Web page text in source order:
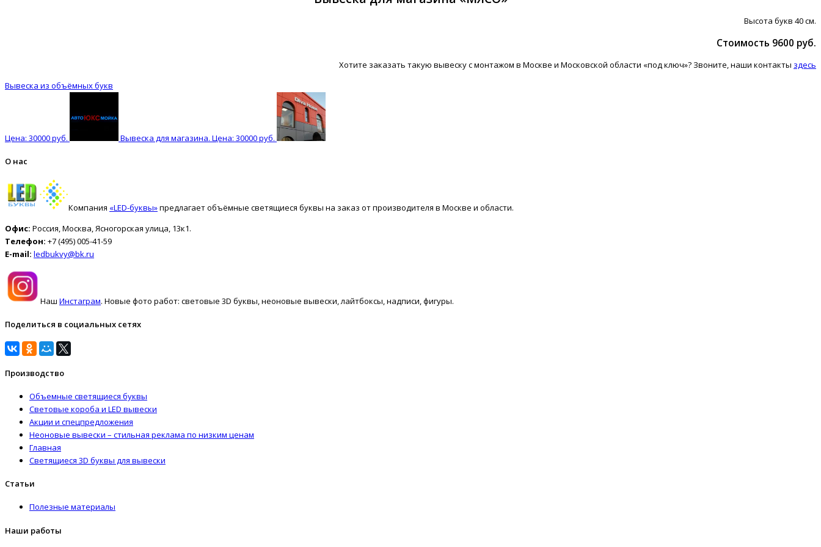
Высота букв 40 см.
Стоимость 9600 руб.
Хотите заказать такую вывеску с монтажом в Москве и Московской области «под ключ»? Звоните, наши контакты здесь
Вывеска из объёмных букв
Цена: 30000 руб. Вывеска для магазина. Цена: 30000 руб.
О нас
Компания «LED-буквы»предлагает объёмные светящиеся буквы на заказ от производителя в Москве и области.
Офис: Россия, Москва, Ясногорская улица, 13к1.
Телефон: +7 (495) 005-41-59
E-mail: ledbukvy@bk.ru
Наш Инстаграм. Новые фото работ: световые 3D буквы, неоновые вывески, лайтбоксы, надписи, фигуры.
Поделиться в социальных сетях
Производство
Объемные светящиеся буквы
Световые короба и LED вывески
Акции и спецпредложения
Неоновые вывески – стильная реклама по низким ценам
Главная
Светящиеся 3D буквы для вывески
Статьи
Полезные материалы
Наши работы